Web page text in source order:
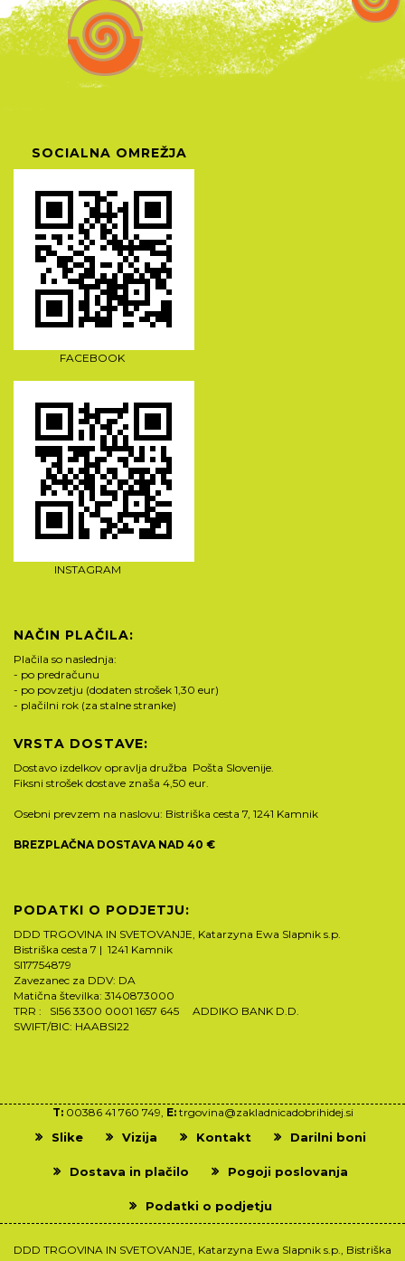
SOCIALNA OMREŽJA
FACEBOOK
INSTAGRAM
NAČIN PLAČILA:
Plačila so naslednja:
- po predračunu
- po povzetju (dodaten strošek 1,30 eur)
- plačilni rok (za stalne stranke)
VRSTA DOSTAVE:
Dostavo izdelkov opravlja družba Pošta Slovenije.
Fiksni strošek dostave znaša 4,50 eur.
Osebni prevzem na naslovu: Bistriška cesta 7, 1241 Kamnik
BREZPLAČNA DOSTAVA NAD 40 €
PODATKI O PODJETJU:
DDD TRGOVINA IN SVETOVANJE, Katarzyna Ewa Slapnik s.p.
Bistriška cesta 7 | 1241 Kamnik
SI17754879
Zavezanec za DDV: DA
Matična številka: 3140873000
TRR : SI56 3300 0001 1657 645 ADDIKO BANK D.D.
SWIFT/BIC: HAABSI22
T:00386 41 760 749, E: trgovina@zakladnicadobrihidej.si
Slike Vizija Kontakt Darilni boni
Dostava in plačilo Pogoji poslovanja
Podatki o podjetju
DDD TRGOVINA IN SVETOVANJE, Katarzyna Ewa Slapnik s.p., Bistriška